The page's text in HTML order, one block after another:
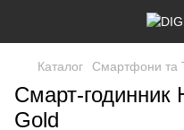
Каталог Смартфони та
Смарт-годинник
Gold